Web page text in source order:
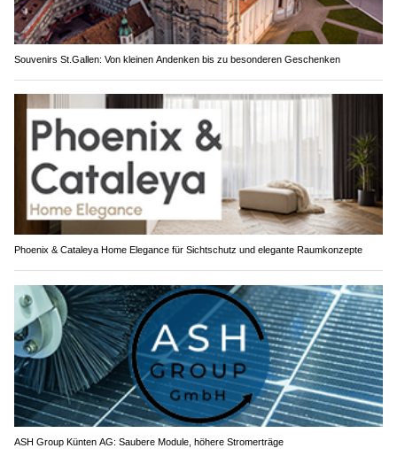
Souvenirs St.Gallen: Von kleinen Andenken bis zu besonderen Geschenken
Phoenix & Cataleya Home Elegance für Sichtschutz und elegante Raumkonzepte
ASH Group Künten AG: Saubere Module, höhere Stromerträge